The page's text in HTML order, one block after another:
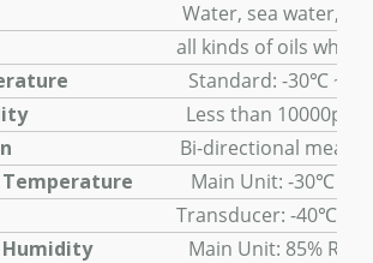
Water, sea water, industrial
of oils which can transmit
Standard: -30℃ ~ 90℃
Less than 10000ppm,
Bi-directional measuring,
Main Unit: -30℃ ~
-40℃ ~ 110℃,
Main Unit: 85% RH